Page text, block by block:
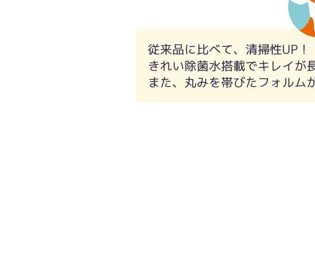
従来品に比べて、清掃性UP！
きれい除菌水搭載でキレイが
また、丸みを帯びたフォルム